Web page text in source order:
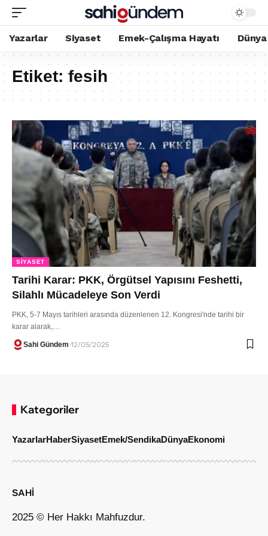
Yazarlar Siyaset Emek-Çalışma Hayatı Dünya
Etiket:fesih
SIYASET
Tarihi Karar: PKK, Örgütsel Yapısını Feshetti,
Silahlı Mücadeleye Son Verdi
PKK, 5-7 Mayıs tarihleri arasında düzenlenen 12. Kongresi'nde tarihi bir
karar alarak,…
Sahi Gündem 12/05/2025
Kategoriler
YazarlarHaberSiyasetEmek/SendikaDünyaEkonomi
SAHİ
2025 © Her Hakkı Mahfuzdur.